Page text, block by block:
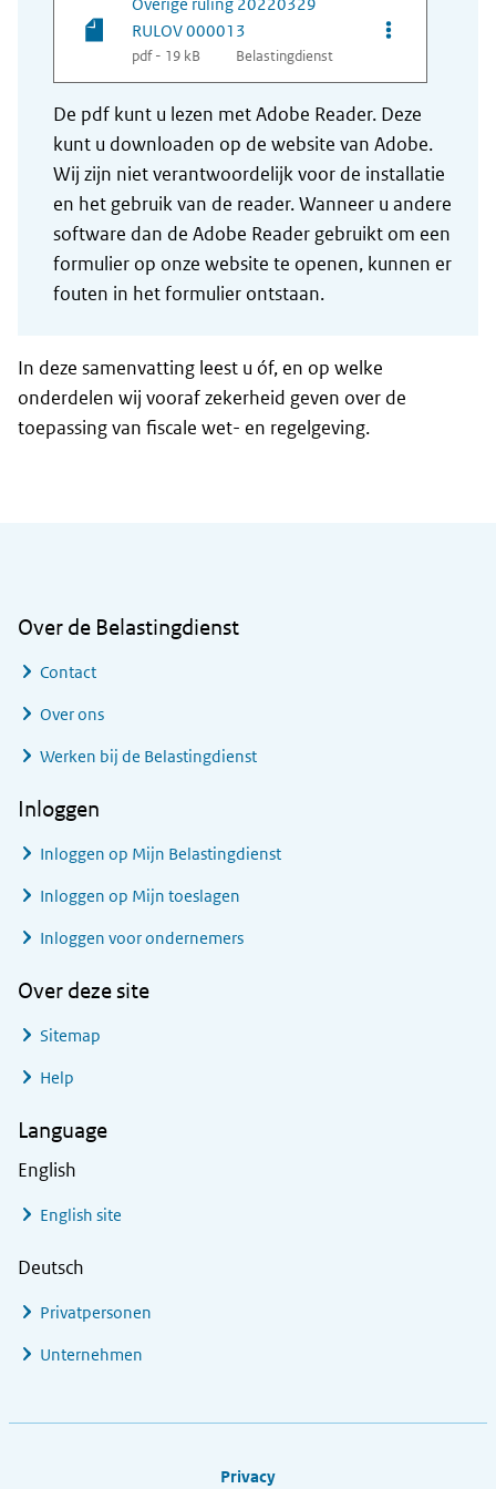
RULOV 000013
pdf - 19 kB Belastingdienst
Opties van
De pdf kunt u lezen met Adobe Reader. Deze
kunt u downloaden op de website van Adobe.
Wij zijn niet verantwoordelijk voor de installatie
en het gebruik van de reader. Wanneer u andere
software dan de Adobe Reader gebruikt om een
formulier op onze website te openen, kunnen er
fouten in het formulier ontstaan.
In deze samenvatting leest u óf, en op welke
onderdelen wij vooraf zekerheid geven over de
toepassing van fiscale wet- en regelgeving.
Over de Belastingdienst
Contact
Over ons
Werken bij de Belastingdienst
Inloggen
Inloggen op Mijn Belastingdienst
Inloggen op Mijn toeslagen
Inloggen voor ondernemers
Over deze site
Sitemap
Help
Language
English
English site
Deutsch
Privatpersonen
Unternehmen
Privacy